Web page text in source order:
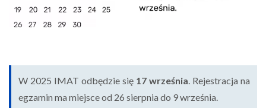
W 2025 IMAT odbędzie się 17 września . Rejestracja na
egzamin ma miejsce od 26 sierpnia do 9 września.